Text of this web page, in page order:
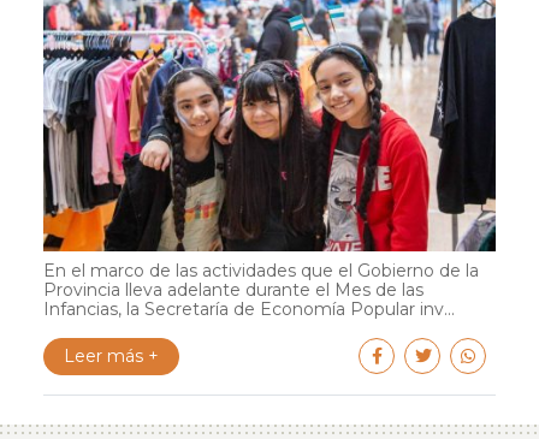
En el marco de las actividades que el Gobierno de la
Provincia lleva adelante durante el Mes de las
Infancias, la Secretaría de Economía Popular inv...
Leer más +